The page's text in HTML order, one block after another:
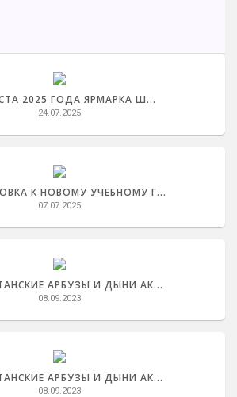
2025 ГОДА ЯРМАРКА Ш...
24.07.2025
К НОВОМУ УЧЕБНОМУ Г...
07.07.2025
АРБУЗЫ И ДЫНИ АК...
08.09.2023
АРБУЗЫ И ДЫНИ АК...
08.09.2023